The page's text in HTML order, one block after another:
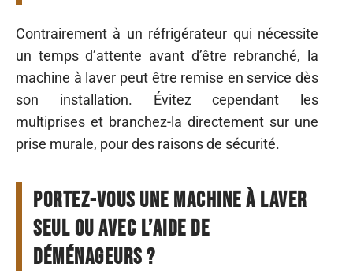
Contrairement à un réfrigérateur qui nécessite
un temps d’attente avant d’être rebranché, la
machine à laver peut être remise en service dès
son installation. Évitez cependant les
multiprises et branchez-la directement sur une
prise murale, pour des raisons de sécurité.
Portez-vous une machine à laver
seul ou avec l’aide de
déménageurs ?